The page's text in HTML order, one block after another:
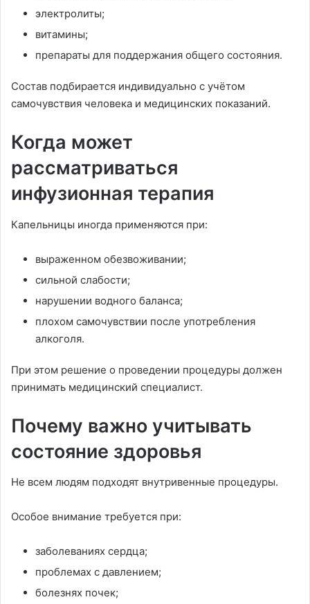
электролиты;
витамины;
препараты для поддержания общего состояния.
Состав подбирается индивидуально с учётом
самочувствия человека и медицинских показаний.
Когда может
рассматриваться
инфузионная терапия
Капельницы иногда применяются при:
выраженном обезвоживании;
сильной слабости;
нарушении водного баланса;
плохом самочувствии после употребления
алкоголя.
При этом решение о проведении процедуры должен
принимать медицинский специалист.
Почему важно учитывать
состояние здоровья
Не всем людям подходят внутривенные процедуры.
Особое внимание требуется при:
заболеваниях сердца;
проблемах с давлением;
болезнях почек;